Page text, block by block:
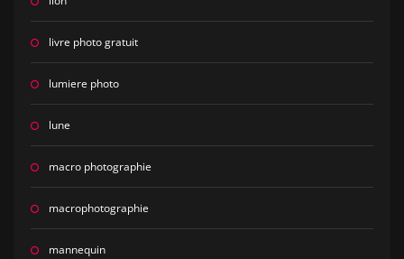
livre photo gratuit
lumiere photo
lune
macro photographie
macrophotographie
mannequin